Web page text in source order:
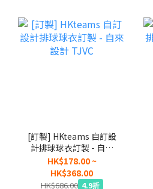
[訂製] HKteams 自訂設
計排球球衣訂製 - 自來
設計 TJVC
HK$178.00 ~
HK$368.00
HK$686.00 4.9折